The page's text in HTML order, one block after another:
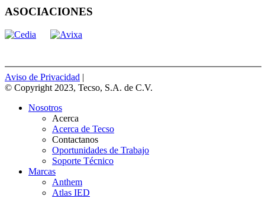
ASOCIACIONES
Aviso de Privacidad |
© Copyright 2023, Tecso, S.A. de C.V.
Nosotros
Acerca
Acerca de Tecso
Contactanos
Oportunidades de Trabajo
Soporte Técnico
Marcas
Anthem
Atlas IED